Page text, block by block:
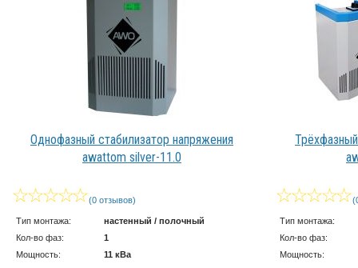
Однофазный стабилизатор напряжения
awattom silver-11.0
(0 отзывов)
Тип монтажа:
настенный / полочный
Кол-во фаз:
1
Мощность:
11 кВа
Тип монтажа:
Кол-во фаз:
Мощность: